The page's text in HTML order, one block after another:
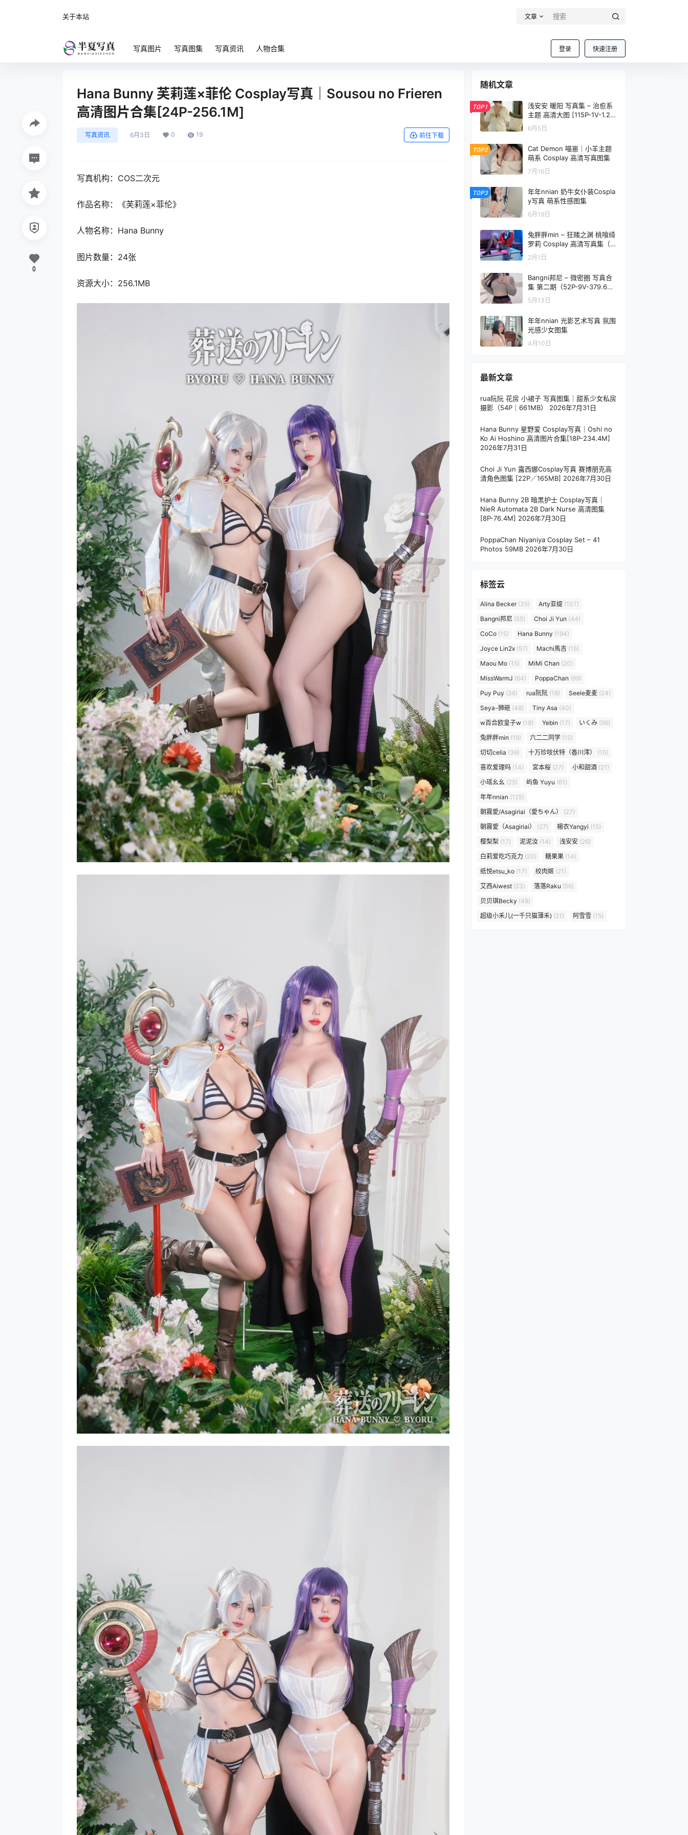
关于本站 文章
登录 快速注册
写真图片 写真图集 写真资讯 人物合集
Hana Bunny 芙莉莲×菲伦 Cosplay写真｜Sousou no Frieren
高清图片合集[24P-256.1M]
写真资讯 6月3日 0 19 前往下载
写真机构：COS二次元
作品名称：《芙莉莲×菲伦》
人物名称：Hana Bunny
图片数量：24张
资源大小：256.1MB
0
随机文章
TOP1
浅安安 暖阳 写真集 – 治愈系
主题 高清大图 [115P-1V-1.26
G]
6月5日
TOP2
Cat Demon 喵崽｜小羊主题
萌系 Cosplay 高清写真图集
7月16日
TOP3
年年nnian 奶牛女仆装Cospla
y写真 萌系性感图集
6月19日
兔胖胖min – 狂赌之渊 桃喰绮
罗莉 Cosplay 高清写真集（4
0P-340.9MB）
2月1日
Bangni邦尼 – 微密圈 写真合
集 第二期（52P-9V-379.6M
B）
5月13日
年年nnian 光影艺术写真 氛围
光感少女图集
4月10日
最新文章
rua阮阮 花房 小裙子 写真图集｜甜系少女私房
摄影（54P｜661MB）
2026年7月31日
Hana Bunny 星野爱 Cosplay写真｜Oshi no
Ko Ai Hoshino 高清图片合集[18P-234.4M]
2026年7月31日
Choi Ji Yun 露西娜Cosplay写真 赛博朋克高
清角色图集 [22P／165MB] 2026年7月30日
Hana Bunny 2B 暗黑护士 Cosplay写真｜
NieR Automata 2B Dark Nurse 高清图集
[8P-76.4M] 2026年7月30日
PoppaChan Niyaniya Cosplay Set – 41
Photos 59MB 2026年7月30日
标签云
Alina Becker(35) Arty亚缇 (107)
Bangni邦尼 (55) Choi Ji Yun (44)
CoCo (15) Hana Bunny (194)
Joyce Lin2x (57) Machi馬吉 (15)
Maou Mo (15) MiMi Chan (20)
MissWarmJ (64) PoppaChan (99)
Puy Puy (36) rua阮阮 (18) Seele麦麦 (24)
Seya-狮砸 (48) Tiny Asa (40)
w百合欧皇子w (18) Yebin (17) いくみ (56)
兔胖胖min (19) 六二二同学 (15)
切切celia (36) 十万珍吱伏特（香川澪）
(15)
喜欢爱理吗 (14) 宮本桜 (27) 小和甜酒 (21)
小瑶幺幺 (25) 屿鱼 Yuyu (61)
年年nnian (125)
朝霧愛/Asagiriai（愛ちゃん）
(27)
朝霧愛（Asagiriai）
(27) 楊衣Yangyi (15)
樱梨梨 (17) 泥泥汝 (14) 浅安安 (26)
白莉爱吃巧克力 (20) 糖果果 (14)
纸悦etsu_ko (17) 绞肉姬 (21)
艾西Aiwest (23) 落落Raku (56)
贝贝琪Becky (48)
超级小禾儿(一千只猫薄禾) (21) 阿雪雪 (15)